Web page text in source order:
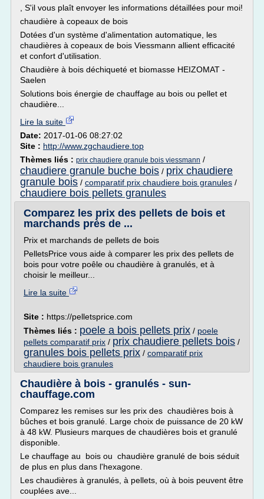
, S'il vous plaît envoyer les informations détaillées pour moi!
chaudière à copeaux de bois
Dotées d'un système d'alimentation automatique, les
chaudières à copeaux de bois Viessmann allient efficacité
et confort d'utilisation.
Chaudière à bois déchiqueté et biomasse HEIZOMAT -
Saelen
Solutions bois énergie de chauffage au bois ou pellet et
chaudière...
Lire la suite
Date: 2017-01-06 08:27:02
Site : http://www.zgchaudiere.top
Thèmes liés : prix chaudiere granule bois viessmann /
chaudiere granule buche bois / prix chaudiere
granule bois / comparatif prix chaudiere bois granules /
chaudiere bois pellets granules
Comparez les prix des pellets de bois et
marchands près de ...
Prix et marchands de pellets de bois
PelletsPrice vous aide à comparer les prix des pellets de
bois pour votre poêle ou chaudière à granulés, et à
choisir le meilleur...
Lire la suite
Site : https://pelletsprice.com
Thèmes liés : poele a bois pellets prix / poele
pellets comparatif prix / prix chaudiere pellets bois /
granules bois pellets prix / comparatif prix
chaudiere bois granules
Chaudière à bois - granulés - sun-
chauffage.com
Comparez les remises sur les prix des chaudières bois à
bûches et bois granulé. Large choix de puissance de 20 kW
à 48 kW. Plusieurs marques de chaudières bois et granulé
disponible.
Le chauffage au bois ou chaudière granulé de bois séduit
de plus en plus dans l'hexagone.
Les chaudières à granulés, à pellets, où à bois peuvent être
couplées ave...